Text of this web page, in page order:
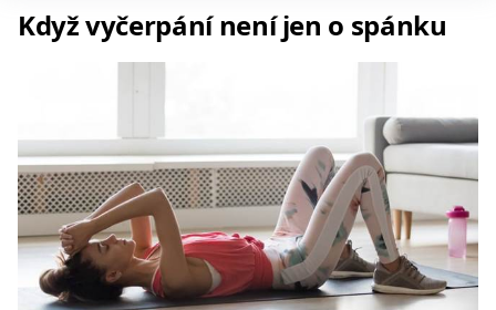
Když vyčerpání není jen o spánku